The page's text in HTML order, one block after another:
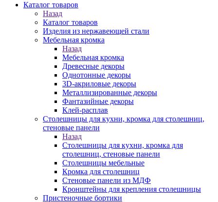
Каталог товаров
Назад
Каталог товаров
Изделия из нержавеющей стали
Мебельная кромка
Назад
Мебельная кромка
Древесные декоры
Однотонные декоры
3D-акриловые декоры
Металлизированные декоры
Фантазийные декоры
Клей-расплав
Столешницы для кухни, кромка для столешниц,
стеновые панели
Назад
Столешницы для кухни, кромка для
столешниц, стеновые панели
Столешницы мебельные
Кромка для столешниц
Стеновые панели из МДФ
Кронштейны для крепления столешницы
Пристеночные бортики